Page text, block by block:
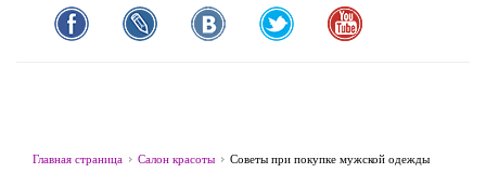
Главная страница Салон красоты Советы при покупке мужской одежды